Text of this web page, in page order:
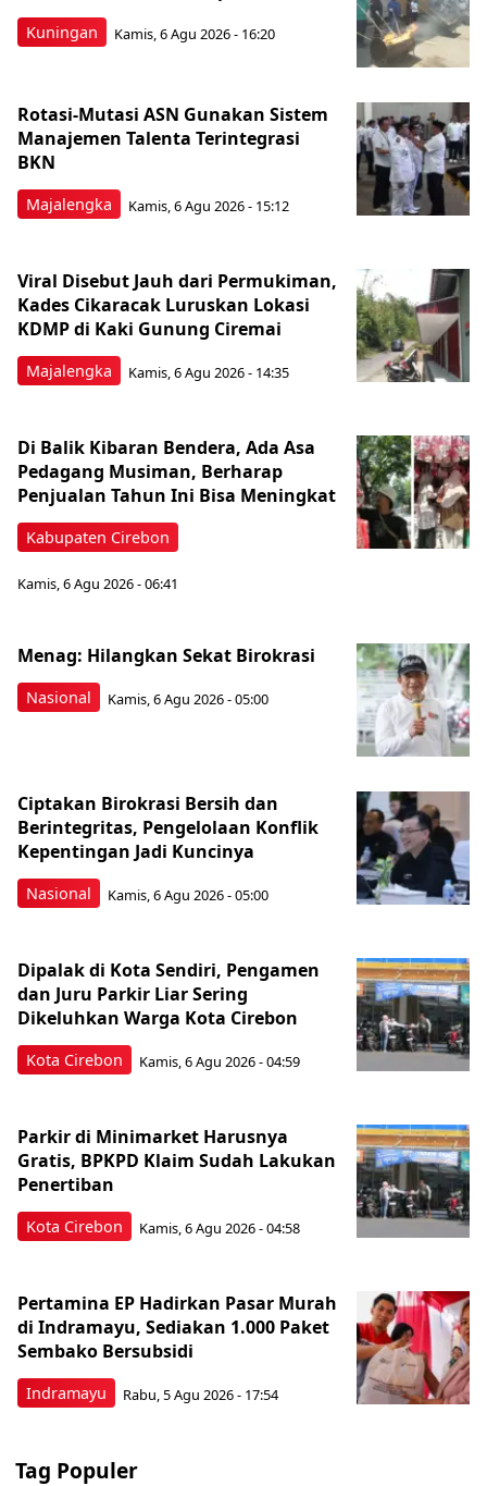
Kuningan Kamis, 6 Agu 2026 - 16:20
Majalengka
Rotasi-Mutasi ASN Gunakan Sistem
Manajemen Talenta Terintegrasi
BKN
Kamis, 6 Agu 2026 - 15:12
Majalengka
Viral Disebut Jauh dari Permukiman,
Kades Cikaracak Luruskan Lokasi
KDMP di Kaki Gunung Ciremai
Kamis, 6 Agu 2026 - 14:35
Kabupaten Cirebon
Di Balik Kibaran Bendera, Ada Asa
Pedagang Musiman, Berharap
Penjualan Tahun Ini Bisa Meningkat
Kamis, 6 Agu 2026 - 06:41
Nasional
Menag: Hilangkan Sekat Birokrasi
Kamis, 6 Agu 2026 - 05:00
Nasional
Ciptakan Birokrasi Bersih dan
Berintegritas, Pengelolaan Konflik
Kepentingan Jadi Kuncinya
Kamis, 6 Agu 2026 - 05:00
Kota Cirebon
Dipalak di Kota Sendiri, Pengamen
dan Juru Parkir Liar Sering
Dikeluhkan Warga Kota Cirebon
Kamis, 6 Agu 2026 - 04:59
Kota Cirebon
Parkir di Minimarket Harusnya
Gratis, BPKPD Klaim Sudah Lakukan
Penertiban
Kamis, 6 Agu 2026 - 04:58
Indramayu
Pertamina EP Hadirkan Pasar Murah
di Indramayu, Sediakan 1.000 Paket
Sembako Bersubsidi
Rabu, 5 Agu 2026 - 17:54
Tag Populer